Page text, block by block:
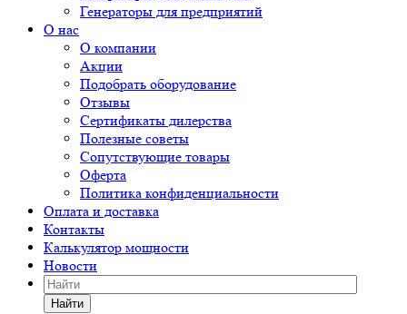
Генераторы для предприятий
О нас
О компании
Акции
Подобрать оборудование
Отзывы
Сертификаты дилерства
Полезные советы
Сопутствующие товары
Оферта
Политика конфиденциальности
Оплата и доставка
Контакты
Калькулятор мощности
Новости
Найти